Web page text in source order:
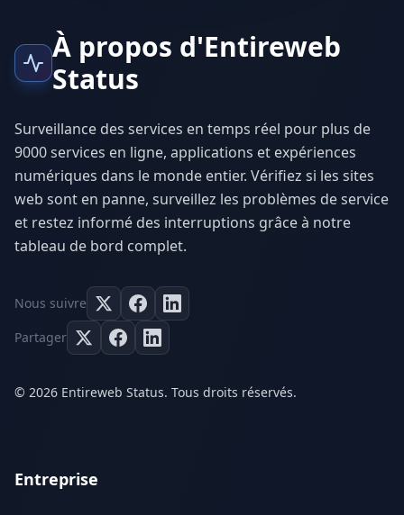
À propos d'Entireweb
Status
Surveillance des services en temps réel pour plus de
9000 services en ligne, applications et expériences
numériques dans le monde entier. Vérifiez si les sites
web sont en panne, surveillez les problèmes de service
et restez informé des interruptions grâce à notre
tableau de bord complet.
Nous suivre
Partager
© 2026 Entireweb Status. Tous droits réservés.
Entreprise